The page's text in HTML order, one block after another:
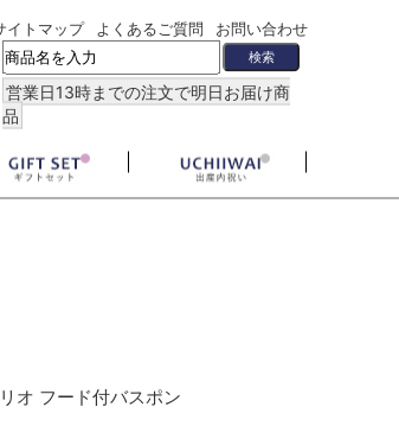
イトマップ よくあるご質問 お問い合わせ
営業日13時までの注文で明日お届け商
品
オ フード付バスポン